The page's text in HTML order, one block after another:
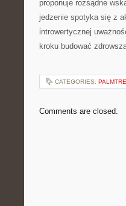
proponuje rozsądne
jedzenie spotyka się z
introwertycznej
kroku budować
CATEGORIES:
Comments are closed.